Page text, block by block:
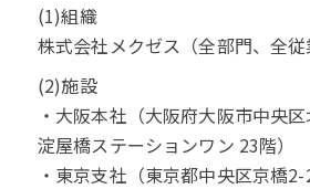
(1)組織
株式会社メクゼス（全部門、全従
(2)施設
・大阪本社（大阪府大阪市中央
淀屋橋ステーションワン 23階）
・東京支社（東京都中央区京橋